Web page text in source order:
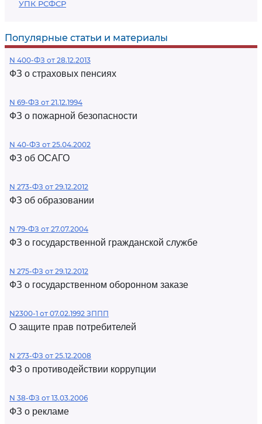
УПК РСФСР
Популярные статьи и материалы
N 400-ФЗ от 28.12.2013
ФЗ о страховых пенсиях
N 69-ФЗ от 21.12.1994
ФЗ о пожарной безопасности
N 40-ФЗ от 25.04.2002
ФЗ об ОСАГО
N 273-ФЗ от 29.12.2012
ФЗ об образовании
N 79-ФЗ от 27.07.2004
ФЗ о государственной гражданской службе
N 275-ФЗ от 29.12.2012
ФЗ о государственном оборонном заказе
N2300-1 от 07.02.1992 ЗППП
О защите прав потребителей
N 273-ФЗ от 25.12.2008
ФЗ о противодействии коррупции
N 38-ФЗ от 13.03.2006
ФЗ о рекламе